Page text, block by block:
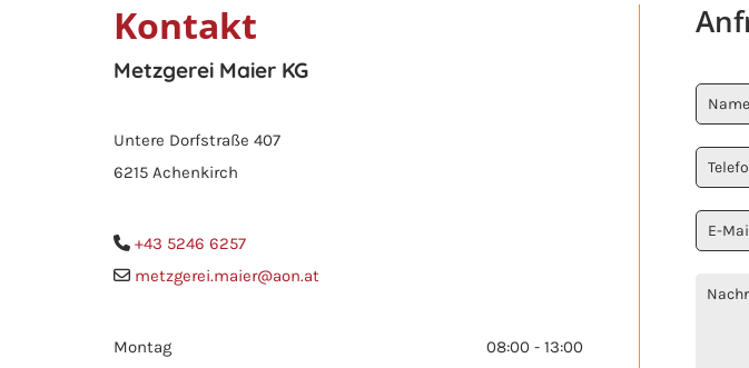
Kontakt
Metzgerei Maier KG
Untere Dorfstraße 407
6215 Achenkirch
 +43 5246 6257
 metzgerei.maier@aon.at
Montag
08:00 - 13:00